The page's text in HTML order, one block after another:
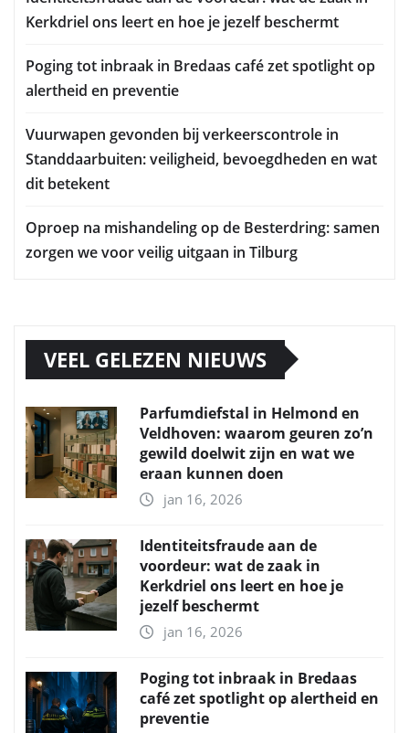
Kerkdriel ons leert en hoe je jezelf beschermt
Poging tot inbraak in Bredaas café zet spotlight op
alertheid en preventie
Vuurwapen gevonden bij verkeerscontrole in
Standdaarbuiten: veiligheid, bevoegdheden en wat
dit betekent
Oproep na mishandeling op de Besterdring: samen
zorgen we voor veilig uitgaan in Tilburg
VEEL GELEZEN NIEUWS
Parfumdiefstal in Helmond en
Veldhoven: waarom geuren zo’n
gewild doelwit zijn en wat we
eraan kunnen doen
jan 16, 2026
Identiteitsfraude aan de
voordeur: wat de zaak in
Kerkdriel ons leert en hoe je
jezelf beschermt
jan 16, 2026
Poging tot inbraak in Bredaas
café zet spotlight op alertheid en
preventie